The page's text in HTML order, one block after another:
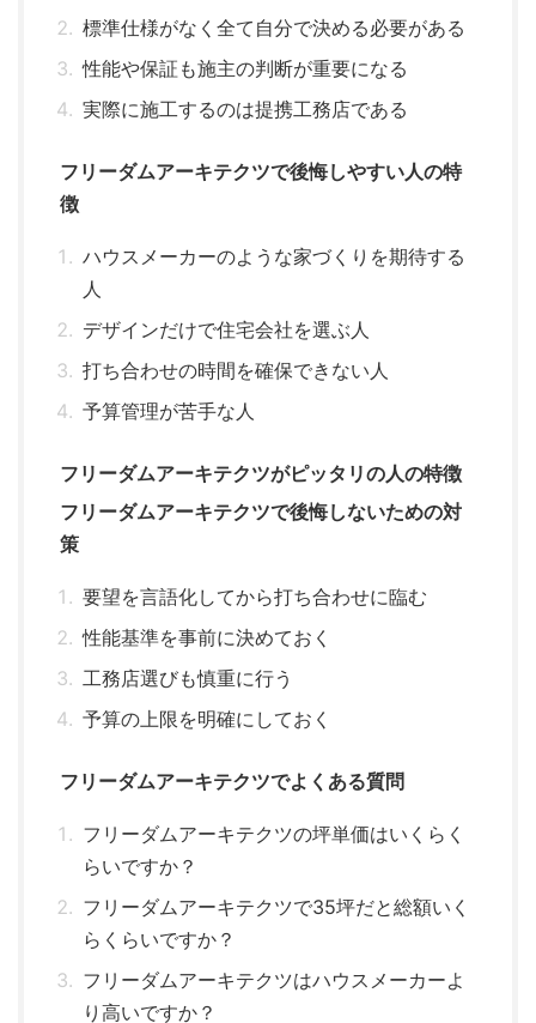
標準仕様がなく全て自分で決める必要がある
性能や保証も施主の判断が重要になる
実際に施工するのは提携工務店である
フリーダムアーキテクツで後悔しやすい人の特
徴
ハウスメーカーのような家づくりを期待する
人
デザインだけで住宅会社を選ぶ人
打ち合わせの時間を確保できない人
予算管理が苦手な人
フリーダムアーキテクツがピッタリの人の特徴
フリーダムアーキテクツで後悔しないための対
策
要望を言語化してから打ち合わせに臨む
性能基準を事前に決めておく
工務店選びも慎重に行う
予算の上限を明確にしておく
フリーダムアーキテクツでよくある質問
フリーダムアーキテクツの坪単価はいくらく
らいですか？
フリーダムアーキテクツで35坪だと総額いく
らくらいですか？
フリーダムアーキテクツはハウスメーカーよ
り高いですか？